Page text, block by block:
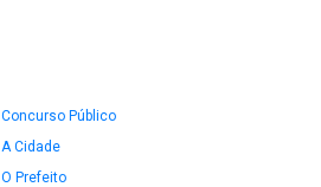
Concurso Público
A Cidade
O Prefeito